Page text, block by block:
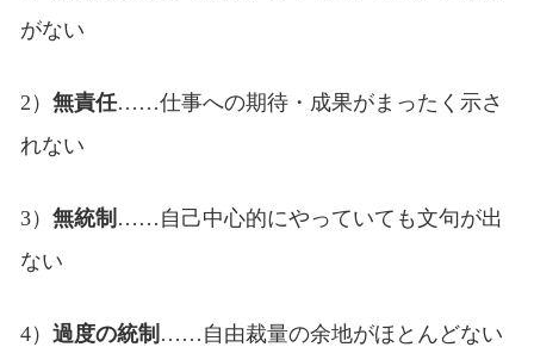
がない
2） 無責任……仕事への期待・成果がまったく示さ
れない
3） 無統制 ……自己中心的にやっていても文句が出
ない
4） 過度の統制 ……自由裁量の余地がほとんどない